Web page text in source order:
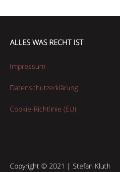
ALLES WAS RECHT IST
Impressum
Datenschutzerklärung
Cookie-Richtlinie (EU)
Copyright © 2021 | Stefan Kluth